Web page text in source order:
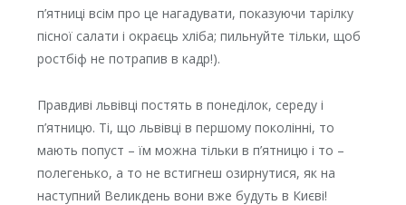
п’ятниці всім про це нагадувати, показуючи тарілку
пісної салати і окраєць хліба; пильнуйте тільки, щоб
ростбіф не потрапив в кадр!).
Правдиві львівці постять в понеділок, середу і
п’ятницю. Ті, що львівці в першому поколінні, то
мають попуст – їм можна тільки в п’ятницю і то –
полегенько, а то не встигнеш озирнутися, як на
наступний Великдень вони вже будуть в Києві!